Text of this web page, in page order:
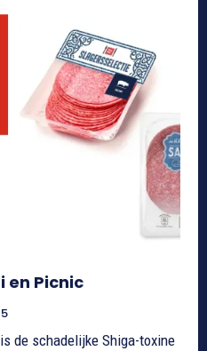
en Picnic
de schadelijke Shiga-toxine